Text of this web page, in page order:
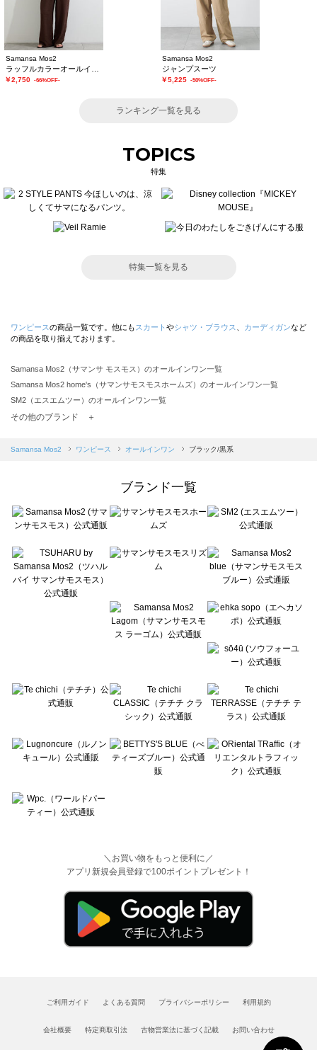
Samansa Mos2
￥2,750 -66%OFF-
Samansa Mos2
ジャンプスーツ
￥5,225 -50%OFF-
ランキング一覧を見る
TOPICS
特集
特集一覧を見る
ワンピースの商品一覧です。他にも スカート やシャツ・ブラウス カーディガンなど
の商品を取り揃えております。
Samansa Mos2（サマンサ モスモス）のオールインワン一覧
Samansa Mos2 home's（サマンサモスモスホームズ）のオールインワン一覧
SM2（エスエムツー）のオールインワン一覧
Samansa Mos2 blue（サマンサモスモス ブルー）のオールインワン一覧
sō4ū（ソウフォーユー）のオールインワン一覧
Te chichi（テチチ）のオールインワン一覧
Te chichi CLASSIC（テチチ クラシック）のオールインワン一覧
Lugnoncure（ルノンキュール）のオールインワン一覧
BETTY'S BLUE（べティーズブルー）のオールインワン一覧
Wpc.（ワールドパーティー）のオールインワン一覧
その他のブランド ＋
Samansa Mos2 ワンピース オールインワン ブラック/黒系
ブランド一覧
＼お買い物をもっと便利に／
アプリ新規会員登録で100ポイントプレゼント！
ご利用ガイド よくある質問 プライバシーポリシー 利用規約
会社概要 特定商取引法 古物営業法に基づく記載 お問い合わせ